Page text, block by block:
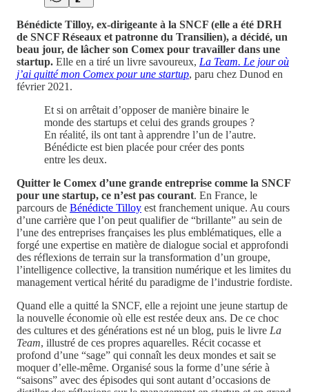
Bénédicte Tilloy, ex-dirigeante à la SNCF (elle a été DRH
de SNCF Réseaux et patronne du Transilien), a décidé, un
beau jour, de lâcher son Comex pour travailler dans une
startup. Elle en a tiré un livre savoureux, La Team. Le jour où
j’ai quitté mon Comex pour une startup, paru chez Dunod en
février 2021.
Et si on arrêtait d’opposer de manière binaire le
monde des startups et celui des grands groupes ?
En réalité, ils ont tant à apprendre l’un de l’autre.
Bénédicte est bien placée pour créer des ponts
entre les deux.
Quitter le Comex d’une grande entreprise comme la SNCF
pour une startup, ce n’est pas courant. En France, le
parcours de Bénédicte Tilloy est franchement unique. Au cours
d’une carrière que l’on peut qualifier de “brillante” au sein de
l’une des entreprises françaises les plus emblématiques, elle a
forgé une expertise en matière de dialogue social et approfondi
des réflexions de terrain sur la transformation d’un groupe,
l’intelligence collective, la transition numérique et les limites du
management vertical hérité du paradigme de l’industrie fordiste.
Quand elle a quitté la SNCF, elle a rejoint une jeune startup de
la nouvelle économie où elle est restée deux ans. De ce choc
des cultures et des générations est né un blog, puis le livre La
Team, illustré de ces propres aquarelles. Récit cocasse et
profond d’une “sage” qui connaît les deux mondes et sait se
moquer d’elle-même. Organisé sous la forme d’une série à
“saisons” avec des épisodes qui sont autant d’occasions de